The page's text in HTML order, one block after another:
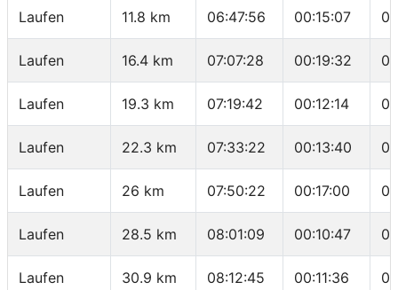
Laufen 11.8 km 06:47:56 00:15:07
Laufen 16.4 km 07:07:28 00:19:32
Laufen 19.3 km 07:19:42 00:12:14
Laufen 22.3 km 07:33:22 00:13:40
Laufen 26 km 07:50:22 00:17:00
Laufen 28.5 km 08:01:09 00:10:47
Laufen 30.9 km 08:12:45 00:11:36